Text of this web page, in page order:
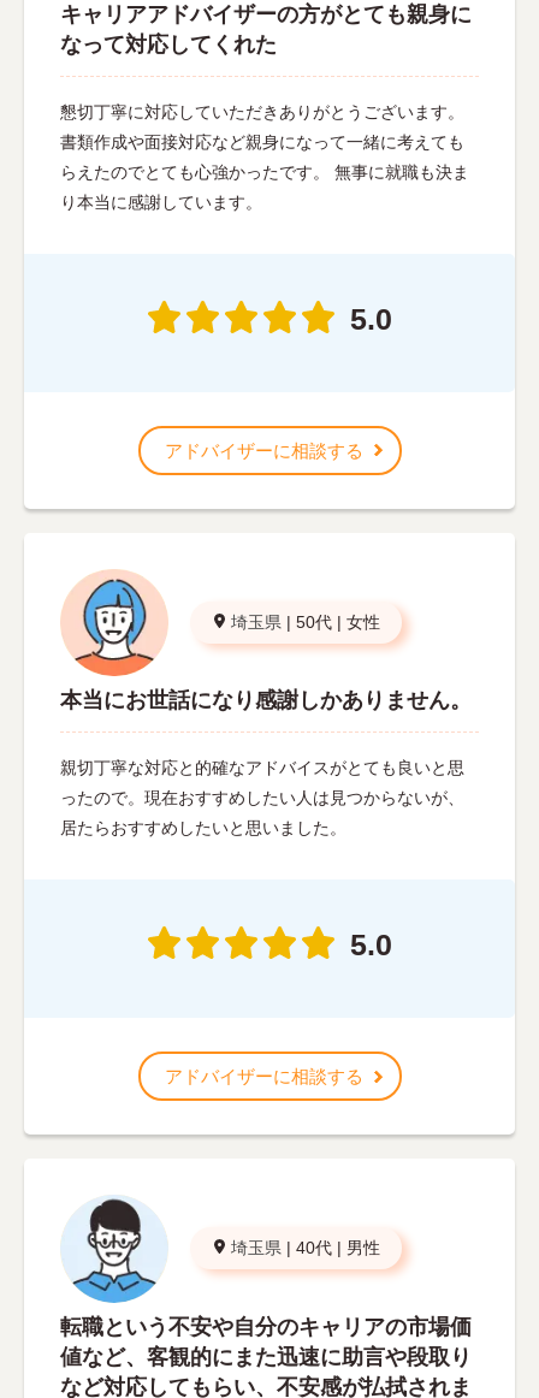
キャリアアドバイザーの方がとても親身に
なって対応してくれた
懇切丁寧に対応していただきありがとうございます。
書類作成や面接対応など親身になって一緒に考えても
らえたのでとても心強かったです。 無事に就職も決ま
り本当に感謝しています。
5.0
アドバイザーに相談する
埼玉県 | 50代 | 女性
本当にお世話になり感謝しかありません。
親切丁寧な対応と的確なアドバイスがとても良いと思
ったので。現在おすすめしたい人は見つからないが、
居たらおすすめしたいと思いました。
5.0
アドバイザーに相談する
埼玉県 | 40代 | 男性
転職という不安や自分のキャリアの市場価
値など、客観的にまた迅速に助言や段取り
など対応してもらい、不安感が払拭されま